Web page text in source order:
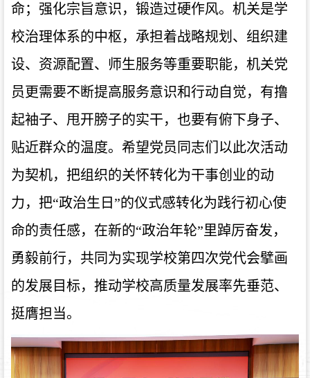
命；强化宗旨意识，锻造过硬作风。机关是学
校治理体系的中枢，承担着战略规划、组织建
设、资源配置、师生服务等重要职能，机关党
员更需要不断提高服务意识和行动自觉，有撸
起袖子、甩开膀子的实干，也要有俯下身子、
贴近群众的温度。希望党员同志们以此次活动
为契机， 把组织的关怀转化为干事创业的动
力，把“政治生日”的仪式感转化为践行初心使
命的责任感，在新的“政治年轮”里踔厉奋发，
勇毅前行，共同为实现学校第四次党代会擘画
的发展目标，推动学校高质量发展率先垂范、
挺膺担当。